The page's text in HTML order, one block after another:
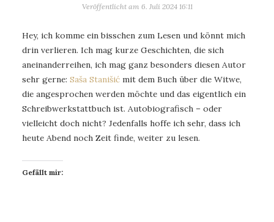
Veröffentlicht am 6. Juli 2024 16:11
Hey, ich komme ein bisschen zum Lesen und könnt mich
drin verlieren. Ich mag kurze Geschichten, die sich
aneinanderreihen, ich mag ganz besonders diesen Autor
sehr gerne: Saša Stanišić mit dem Buch über die Witwe,
die angesprochen werden möchte und das eigentlich ein
Schreibwerkstattbuch ist. Autobiografisch – oder
vielleicht doch nicht? Jedenfalls hoffe ich sehr, dass ich
heute Abend noch Zeit finde, weiter zu lesen.
Gefällt mir: